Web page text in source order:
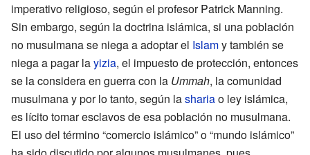
imperativo religioso, según el profesor Patrick Manning.
Sin embargo, según la doctrina islámica, si una población
no musulmana se niega a adoptar el Islamy también se
niega a pagar layizia, el impuesto de protección, entonces
se la considera en guerra con la Ummah, la comunidad
musulmana y por lo tanto, según lashariao ley islámica,
es lícito tomar esclavos de esa población no musulmana.
El uso del término “comercio islámico” o “mundo islámico”